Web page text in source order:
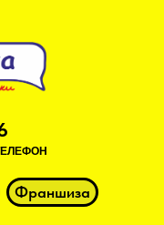
Франшиза